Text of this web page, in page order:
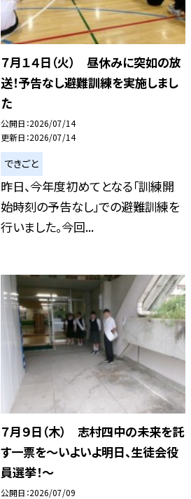
７月１４日（火） 昼休みに突如の放
送！予告なし避難訓練を実施しまし
た
公開日 2026/07/14
更新日 2026/07/14
できごと
昨日、今年度初めてとなる「訓練開
始時刻の予告なし」での避難訓練を
行いました。今回...
７月９日（木） 志村四中の未来を託
す一票を～いよいよ明日、生徒会役
員選挙！～
公開日 2026/07/09